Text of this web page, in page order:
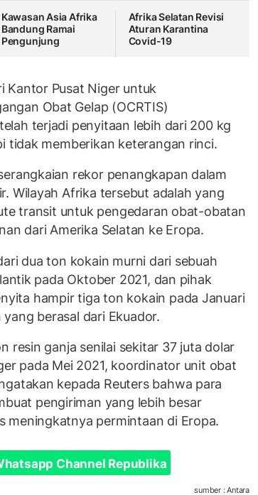
Kawasan Asia Afrika
Bandung Ramai
Pengunjung
Afrika Selatan Revisi
Aturan Karantina
Covid-19
Kantor Pusat Niger untuk
Obat Gelap (OCRTIS)
terjadi penyitaan lebih dari 200 kg
tidak memberikan keterangan rinci.
rekor penangkapan dalam
Wilayah Afrika tersebut adalah yang
transit untuk pengedaran obat-obatan
dari Amerika Selatan ke Eropa.
dua ton kokain murni dari sebuah
pada Oktober 2021, dan pihak
hampir tiga ton kokain pada Januari
berasal dari Ekuador.
resin ganja senilai sekitar 37 juta dolar
pada Mei 2021, koordinator unit obat
kepada Reuters bahwa para
pengiriman yang lebih besar
meningkatnya permintaan di Eropa.
Channel Republika
sumber : Antara